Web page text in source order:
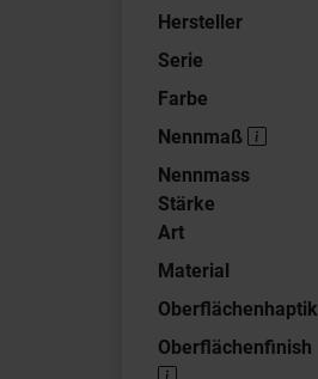
Hersteller
Serie
Farbe
Nennmaß
Nennmass
Stärke
Art
Material
Oberflächenhaptik
Oberflächenfinish